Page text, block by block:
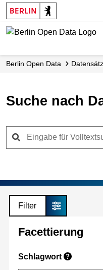
Skip
to
main
Berlin Open Data
Suche nach
Filter
Facettierung
Schlagwort ?